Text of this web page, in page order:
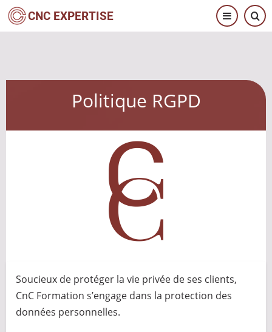
Salta
CNC EXPERTISE
Politique RGPD
Soucieux de protéger la vie privée de ses clients,
CnC Formation s’engage dans la protection des
données personnelles.